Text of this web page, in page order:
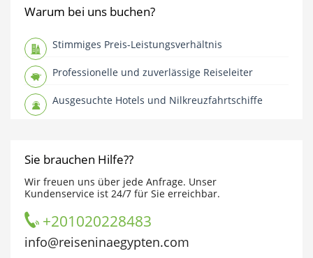
Warum bei uns buchen?
Stimmiges Preis-Leistungsverhältnis
Professionelle und zuverlässige Reiseleiter
Ausgesuchte Hotels und Nilkreuzfahrtschiffe
Sie brauchen Hilfe??
Wir freuen uns über jede Anfrage. Unser
Kundenservice ist 24/7 für Sie erreichbar.
+201020228483
info@reiseninaegypten.com